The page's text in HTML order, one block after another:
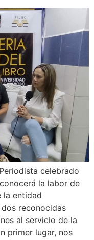
celebrado
la labor de
la entidad
reconocidas
al servicio de la
primer lugar, nos